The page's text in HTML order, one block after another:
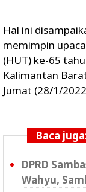
Hal ini
memimpin
(HUT) ke-65
Kalimantan
Jumat (28/1/
Baca
DPRD
Wahyu,